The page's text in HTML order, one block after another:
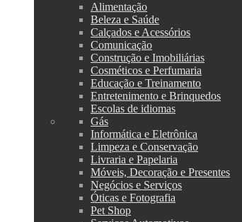
Alimentação
Beleza e Saúde
Calçados e Acessórios
Comunicação
Construção e Imobiliárias
Cosméticos e Perfumaria
Educação e Treinamento
Entretenimento e Brinquedos
Escolas de idiomas
Gás
Informática e Eletrônica
Limpeza e Conservação
Livraria e Papelaria
Móveis, Decoração e Presentes
Negócios e Serviços
Óticas e Fotografia
Pet Shop